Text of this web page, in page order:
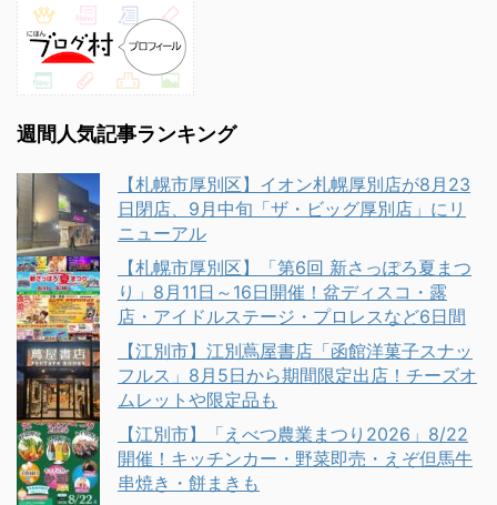
週間人気記事ランキング
【札幌市厚別区】イオン札幌厚別店が8月23
日閉店、9月中旬「ザ・ビッグ厚別店」にリ
ニューアル
【札幌市厚別区】「第6回 新さっぽろ夏まつ
り」8月11日～16日開催！盆ディスコ・露
店・アイドルステージ・プロレスなど6日間
【江別市】江別蔦屋書店「函館洋菓子スナッ
フルス」8月5日から期間限定出店！チーズオ
ムレットや限定品も
【江別市】「えべつ農業まつり2026」8/22
開催！キッチンカー・野菜即売・えぞ但馬牛
串焼き・餅まきも